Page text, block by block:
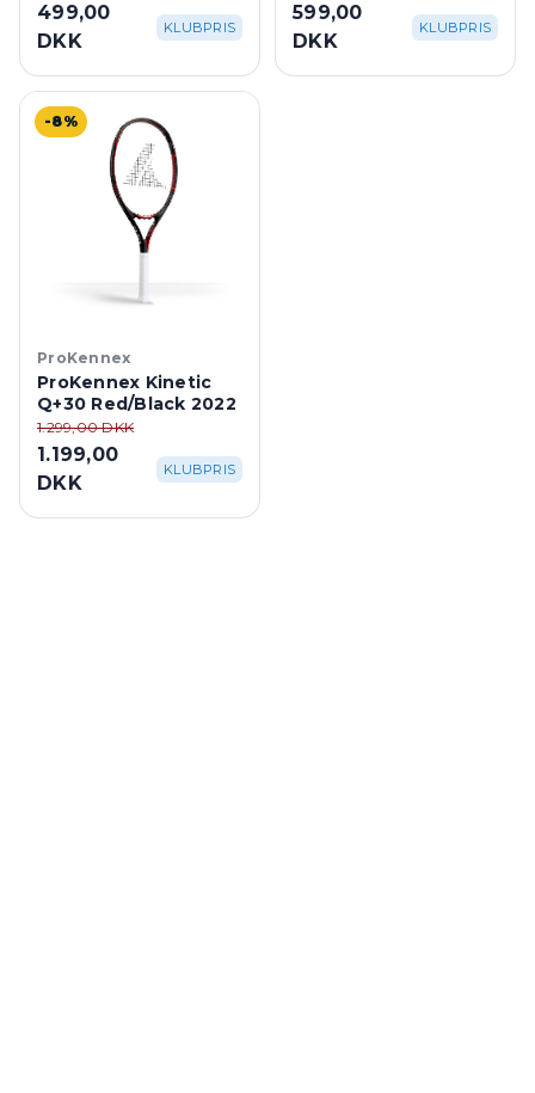
499,00
DKK
KLUBPRIS
599,00
DKK
KLUBPRIS
-8%
ProKennex
ProKennex Kinetic
Q+30 Red/Black 2022
1.299,00 DKK
1.199,00
DKK
KLUBPRIS